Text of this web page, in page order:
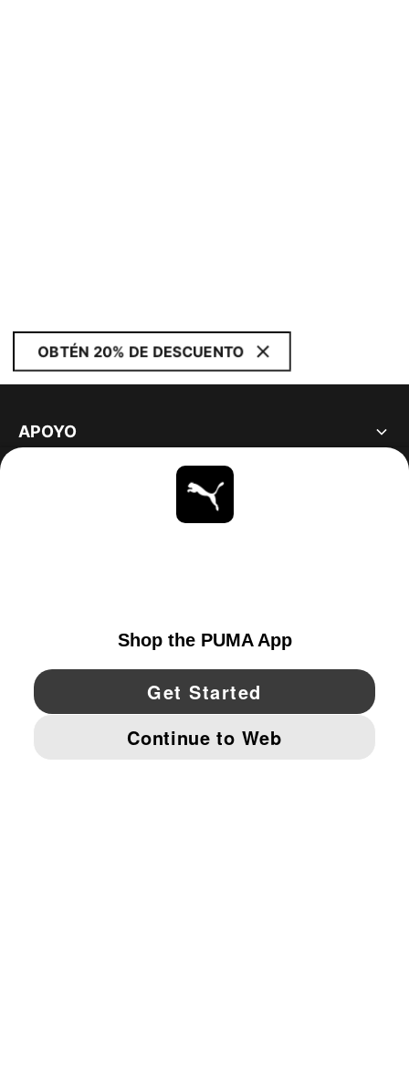
OBTÉN 20% DE DESCUENTO
APOYO
YouTube Twitter Pinterest
IMPRINT AND LEGAL DATA